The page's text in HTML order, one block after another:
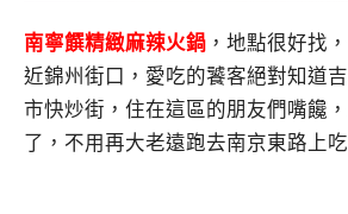
南寧饌精緻麻辣火鍋 ，地點很好找
近錦州街口，愛吃的饕客絕對知道
市快炒街，住在這區的朋友們嘴饞
了，不用再大老遠跑去南京東路上吃